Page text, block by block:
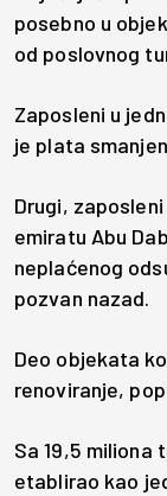
posebno u
od poslovnog
Zaposleni u
je plata
Drugi,
emiratu Abu
neplaćenog
pozvan nazad.
Deo objekata
renoviranje,
Sa 19,5 miliona
etablirao kao